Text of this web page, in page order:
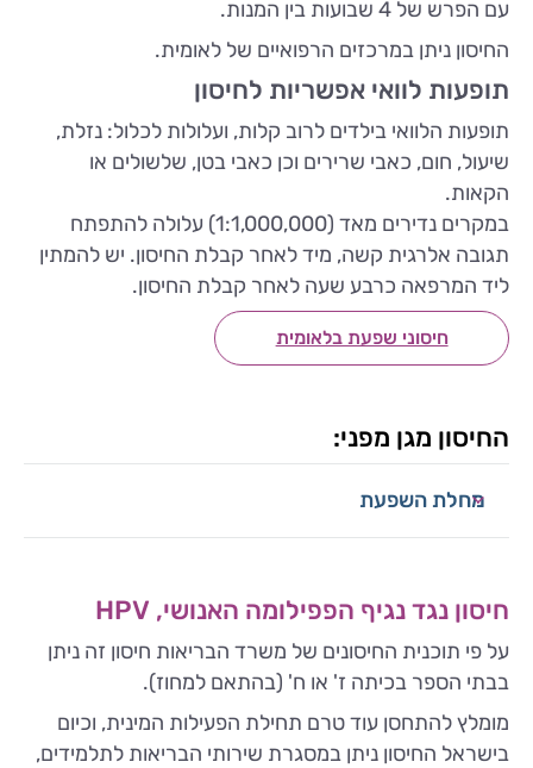
עם הפרש של 4 שבועות בין המנות.
החיסון ניתן במרכזים הרפואיים של לאומית.
תופעות לוואי אפשריות לחיסון
תופעות הלוואי בילדים לרוב קלות, ועלולות לכלול: נזלת,
שיעול, חום, כאבי שרירים וכן כאבי בטן, שלשולים או
הקאות.
במקרים נדירים מאד (1:1,000,000) עלולה להתפתח
תגובה אלרגית קשה, מיד לאחר קבלת החיסון. יש להמתין
ליד המרפאה כרבע שעה לאחר קבלת החיסון.
חיסוני שפעת בלאומית
החיסון מגן מפני:
מחלת השפעת
חיסון נגד נגיף הפפילומה האנושי, HPV
על פי תוכנית החיסונים של משרד הבריאות חיסון זה ניתן
בבתי הספר בכיתה ז' או ח' (בהתאם למחוז).
מומלץ להתחסן עוד טרם תחילת הפעילות המינית, וכיום
בישראל החיסון ניתן במסגרת שירותי הבריאות לתלמידים,